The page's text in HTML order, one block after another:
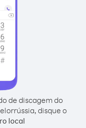
de discagem do
disque o
local